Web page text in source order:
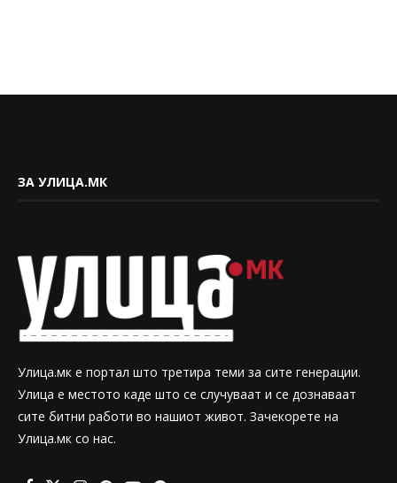
ЗА УЛИЦА.МК
Улица.мк е портал што третира теми за сите генерации.
Улица е местото каде што се случуваат и се дознаваат
сите битни работи во нашиот живот. Зачекорете на
Улица.мк со нас.